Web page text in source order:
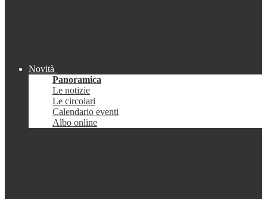
Novità
Panoramica
Le notizie
Le circolari
Calendario eventi
Albo online